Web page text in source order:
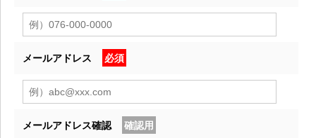
メールアドレス 必須
メールアドレス確認 確認用